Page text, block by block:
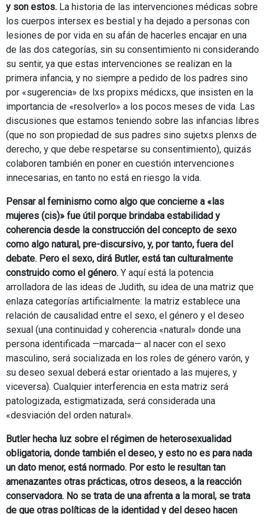
y son estos. La historia de las intervenciones médicas sobre
los cuerpos intersex es bestial y ha dejado a personas con
lesiones de por vida en su afán de hacerles encajar en una
de las dos categorías, sin su consentimiento ni considerando
su sentir, ya que estas intervenciones se realizan en la
primera infancia, y no siempre a pedido de los padres sino
por «sugerencia» de lxs propixs médicxs, que insisten en la
importancia de «resolverlo» a los pocos meses de vida. Las
discusiones que estamos teniendo sobre las infancias libres
(que no son propiedad de sus padres sino sujetxs plenxs de
derecho, y que debe respetarse su consentimiento), quizás
colaboren también en poner en cuestión intervenciones
innecesarias, en tanto no está en riesgo la vida.
Pensar al feminismo como algo que concierne a «las
mujeres (cis)» fue útil porque brindaba estabilidad y
coherencia desde la construcción del concepto de sexo
como algo natural, pre-discursivo, y, por tanto, fuera del
debate. Pero el sexo, dirá Butler, está tan culturalmente
construido como el género. Y aquí está la potencia
arrolladora de las ideas de Judith, su idea de una matriz que
enlaza categorías artificialmente: la matriz establece una
relación de causalidad entre el sexo, el género y el deseo
sexual (una continuidad y coherencia «natural» donde una
persona identificada —marcada— al nacer con el sexo
masculino, será socializada en los roles de género varón, y
su deseo sexual deberá estar orientado a las mujeres, y
viceversa). Cualquier interferencia en esta matriz será
patologizada, estigmatizada, será considerada una
«desviación del orden natural».
Butler hecha luz sobre el régimen de heterosexualidad
obligatoria, donde también el deseo, y esto no es para nada
un dato menor, está normado. Por esto le resultan tan
amenazantes otras prácticas, otros deseos, a la reacción
conservadora. No se trata de una afrenta a la moral, se trata
de que otras políticas de la identidad y del deseo hacen